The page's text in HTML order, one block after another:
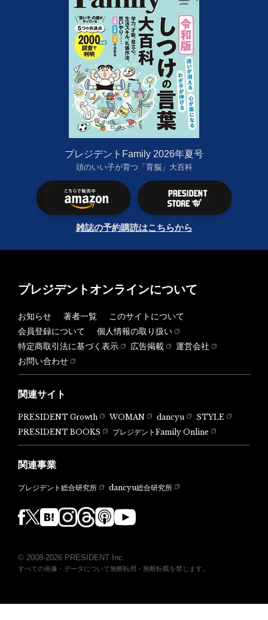
プレジデントFamily 2026年夏号
頭のいい子が育つ「育脳」大百科
雑誌の予約購読はこちらから
プレジデントオンラインについて
お知らせ 著者一覧
このサイトについて
会員登録について
個人情報の取り扱い
特定商取引法に基づく表示
広告掲載
運営会社
お問い合わせ
関連サイト
PRESIDENT Growth WOMAN dancyu
STYLE
PRESIDENT BOOKS
プレジデントFamily Online
関連事業
プレジデント総合研究所 dancyu総合研究所
© 2008-2026 PRESIDENT Inc.
すべての画像・データについて無断転用・無断転載を禁じます。